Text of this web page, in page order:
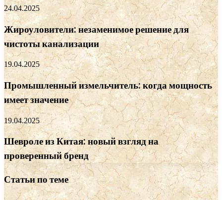
24.04.2025
Жироуловители: незаменимое решение для
чистоты канализации
19.04.2025
Промышленный измельчитель: когда мощность
имеет значение
19.04.2025
Шевроле из Китая: новый взгляд на
проверенный бренд
Статьи по теме